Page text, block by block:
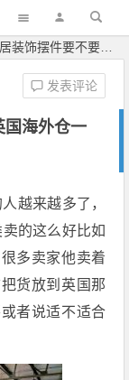
要用认证英国海外仓一件代发？看准这几点就行
国海外仓一
发表评论
越来越多了，
的这么好比如
多卖家他卖着
货放到英国那
者说适不适合